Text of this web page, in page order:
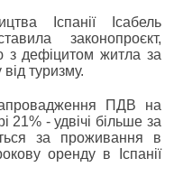
Іспанії Ісабель
законопроєкт,
з дефіцитом житла за
туризму.
ПДВ на
21% - удвічі більше за
за проживання в
оренду в Іспанії